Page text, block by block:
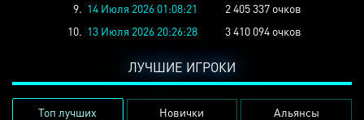
9. 14 Июля 2026 01:08:21
2 405 337 очков
10. 13 Июля 2026 20:26:28 3 410 094 очков
ЛУЧШИЕ ИГРОКИ
Топ лучших Новички Альянсы